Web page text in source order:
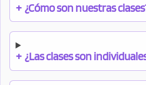
+ ¿Cómo son nuestras
+ ¿Las clases son